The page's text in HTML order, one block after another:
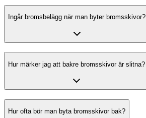
Ingår bromsbelägg när man byter bromsskivor?
Hur märker jag att bakre bromsskivor är slitna?
Hur ofta bör man byta bromsskivor bak?